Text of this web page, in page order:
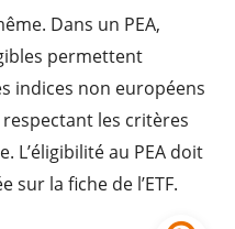
Dans un PEA,
permettent
indices non européens
les critères
L’éligibilité au PEA doit
la fiche de l’ETF.